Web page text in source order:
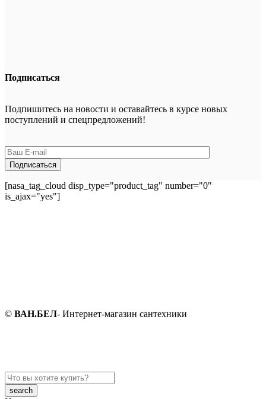
Подписаться
Подпишитесь на новости и оставайтесь в курсе новых
поступлений и спецпредложений!
[nasa_tag_cloud disp_type="product_tag" number="0"
is_ajax="yes"]
© ВАН.БЕЛ- Интернет-магазин сантехники
Search
here